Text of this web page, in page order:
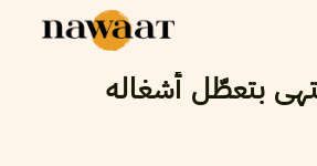
بتعطّل أشغاله